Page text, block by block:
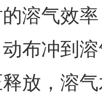
溶气效
布冲到
放，溶